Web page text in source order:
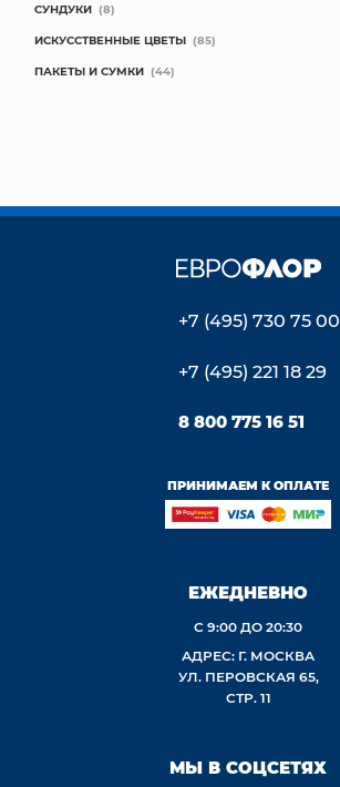
СУНДУКИ (8)
ИСКУССТВЕННЫЕ ЦВЕТЫ (85)
ПАКЕТЫ И СУМКИ (44)
+7 (495) 730 75 00
+7 (495) 221 18 29
8 800 775 16 51
ПРИНИМАЕМ К ОПЛАТЕ
ЕЖЕДНЕВНО
С 9:00 ДО 20:30
АДРЕС: Г. МОСКВА
УЛ. ПЕРОВСКАЯ 65,
СТР. 11
МЫ В СОЦСЕТЯХ